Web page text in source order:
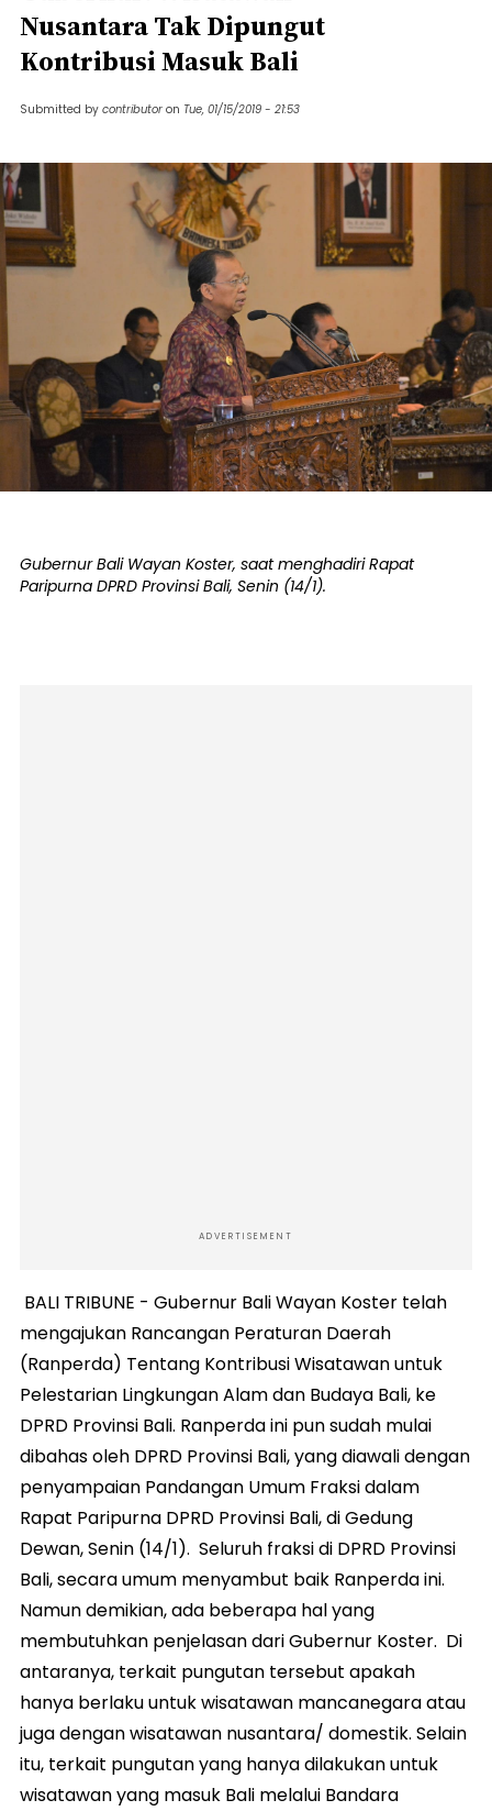
Nusantara Tak Dipungut
Kontribusi Masuk Bali
Submitted by contributor on Tue, 01/15/2019 - 21:53
Gubernur Bali Wayan Koster, saat menghadiri Rapat
Paripurna DPRD Provinsi Bali, Senin (14/1).
ADVERTISEMENT
BALI TRIBUNE - Gubernur Bali Wayan Koster telah
mengajukan Rancangan Peraturan Daerah
(Ranperda) Tentang Kontribusi Wisatawan untuk
Pelestarian Lingkungan Alam dan Budaya Bali, ke
DPRD Provinsi Bali. Ranperda ini pun sudah mulai
dibahas oleh DPRD Provinsi Bali, yang diawali dengan
penyampaian Pandangan Umum Fraksi dalam
Rapat Paripurna DPRD Provinsi Bali, di Gedung
Dewan, Senin (14/1). Seluruh fraksi di DPRD Provinsi
Bali, secara umum menyambut baik Ranperda ini.
Namun demikian, ada beberapa hal yang
membutuhkan penjelasan dari Gubernur Koster. Di
antaranya, terkait pungutan tersebut apakah
hanya berlaku untuk wisatawan mancanegara atau
juga dengan wisatawan nusantara/ domestik. Selain
itu, terkait pungutan yang hanya dilakukan untuk
wisatawan yang masuk Bali melalui Bandara